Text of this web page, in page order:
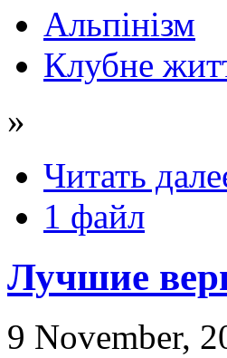
Альпінізм
Клубне
»
Читать
1 файл
Лучшие
9 November,